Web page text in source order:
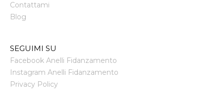
Contattami
Blog
SEGUIMI SU
Facebook Anelli Fidanzamento
Instagram Anelli Fidanzamento
Privacy Policy